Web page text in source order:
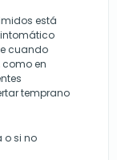
está
cuando
en
temprano
o si no